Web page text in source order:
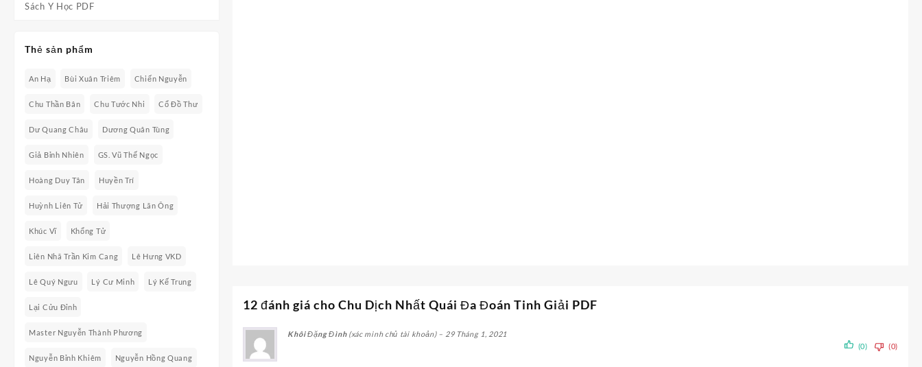
Sách Y Học PDF
Thẻ sản phẩm
An Hạ Bùi Xuân Triêm Chiến Nguyễn
Chu Thần Bân Chu Tước Nhi Cổ Đồ Thư
Dư Quang Châu Dương Quân Tùng
Giả Bỉnh Nhiên GS. Vũ Thế Ngọc
Hoàng Duy Tân Huyền Trí
Huỳnh Liên Tử Hải Thượng Lãn Ông
Khúc Vĩ Khổng Tử
Liên Nhã Trần Kim Cang Lê Hưng VKD
Lê Quý Ngưu Lý Cư Minh Lý Kế Trung
Lại Cửu Đỉnh
Master Nguyễn Thành Phương
Nguyễn Bỉnh Khiêm Nguyễn Hồng Quang
12 đánh giá choChu Dịch Nhất Quái Đa Đoán Tinh Giải PDF
Khôi Đặng Đình (xác minh chủ tài khoản) – 29 Tháng 1, 2021
(0)
(0)